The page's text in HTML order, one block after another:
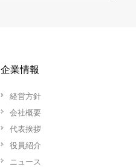
企業情報
経営方針
会社概要
代表挨拶
役員紹介
ニュース